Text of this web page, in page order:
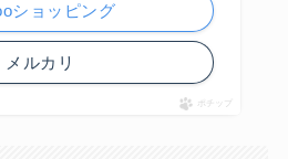
ショッピング
メルカリ
ポチップ